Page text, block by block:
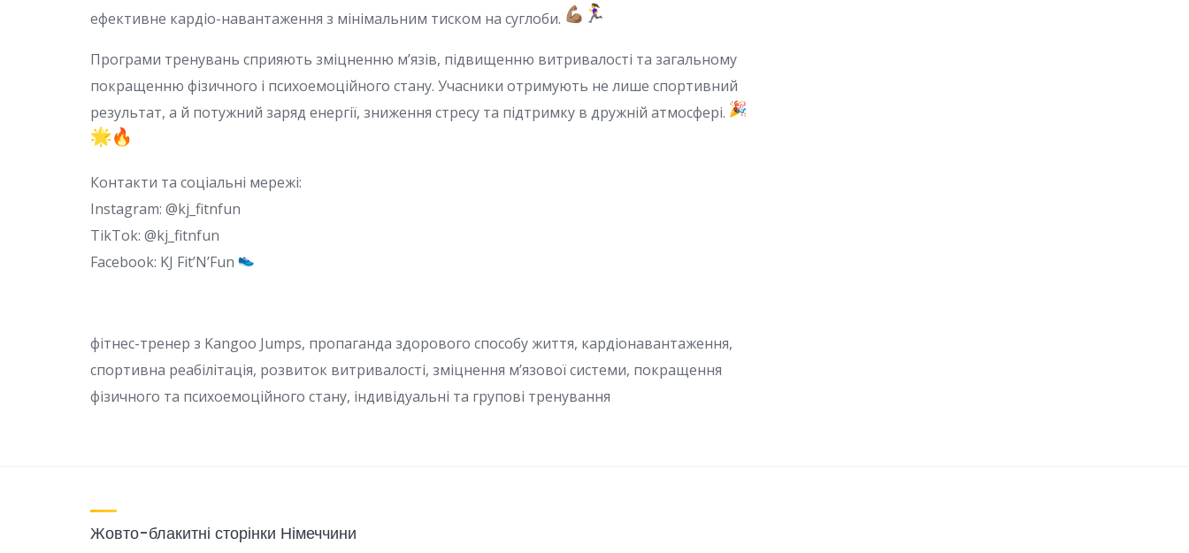
ефективне кардіо-навантаження з мінімальним тиском на суглоби.
Програми тренувань сприяють зміцненню м’язів, підвищенню витривалості та загальному
покращенню фізичного і психоемоційного стану. Учасники отримують не лише спортивний
результат, а й потужний заряд енергії, зниження стресу та підтримку в дружній атмосфері.
Контакти та соціальні мережі:
Instagram: @kj_fitnfun
TikTok: @kj_fitnfun
Facebook: KJ Fit’N’Fun
фітнес-тренер з Kangoo Jumps, пропаганда здорового способу життя, кардіонавантаження,
спортивна реабілітація, розвиток витривалості, зміцнення м’язової системи, покращення
фізичного та психоемоційного стану, індивідуальні та групові тренування
Жовто-блакитні сторінки Німеччини